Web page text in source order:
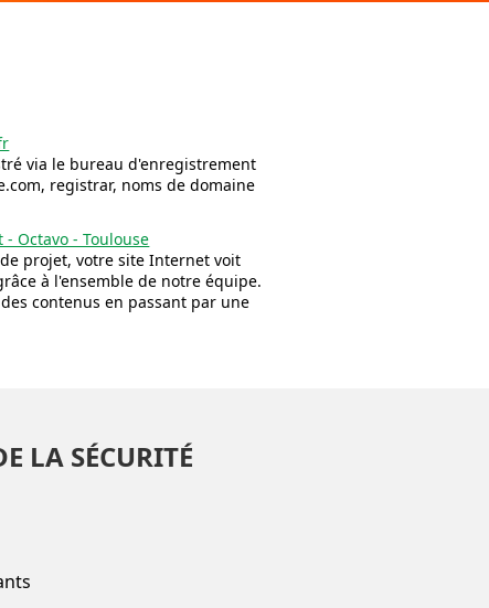
via le bureau d'enregistrement
registrar, noms de domaine
Octavo - Toulouse
projet, votre site Internet voit
à l'ensemble de notre équipe.
contenus en passant par une
LA SÉCURITÉ